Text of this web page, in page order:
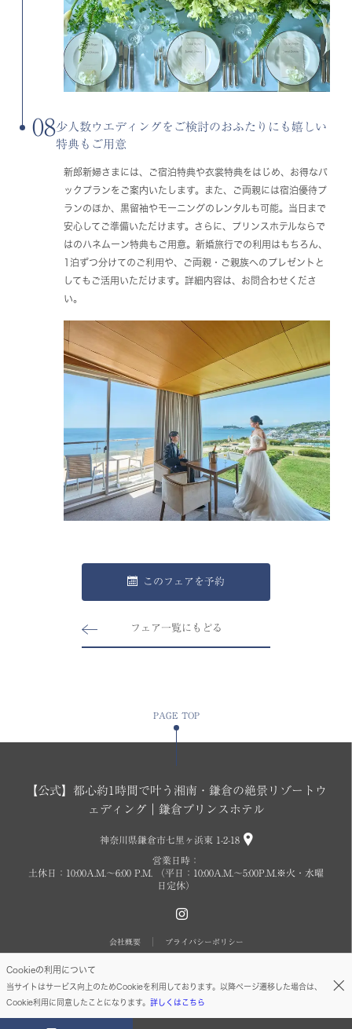
08少人数ウエディングをご検討のおふたりにも嬉しい
特典もご用意
新郎新婦さまには、ご宿泊特典や衣裳特典をはじめ、お得なパ
ックプランをご案内いたします。また、ご両親には宿泊優待プ
ランのほか、黒留袖やモーニングのレンタルも可能。当日まで
安心してご準備いただけます。さらに、プリンスホテルならで
はのハネムーン特典もご用意。新婚旅行での利用はもちろん、
1泊ずつ分けてのご利用や、ご両親・ご親族へのプレゼントと
してもご活用いただけます。詳細内容は、お問合わせくださ
い。
このフェアを予約
フェア一覧にもどる
Cookieの利用について
当サイトはサービス向上のためCookieを利用しております。以降ページ遷移した場合は、
Cookie利用に同意したことになります。 詳しくはこちら
PAGE TOP
【公式】都心約1時間で叶う湘南・鎌倉の絶景リゾートウ
ェディング｜鎌倉プリンスホテル
神奈川県鎌倉市七里ヶ浜東 1-2-18
営業日時：
土休日：10:00A.M.〜6:00 P.M. （平日：10:00A.M.～5:00P.M.※火・水曜
日定休）
会社概要 プライバシーポリシー
Copyright © SEIBU PRINCE HOTELS WORLDWIDE INC. All rights reserved.